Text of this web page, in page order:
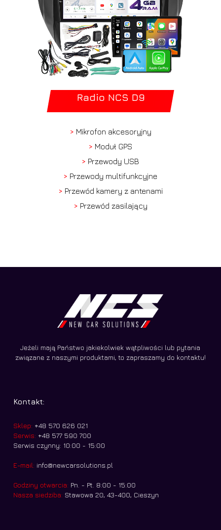
Radio NCS D9
> Mikrofon akcesoryjny
> Moduł GPS
> Przewody USB
> Przewody multifunkcyjne
> Przewód kamery z antenami
> Przewód zasilający
Jeżeli mają Państwo jakiekolwiek wątpliwości lub pytania
związane z naszymi produktami, to zapraszamy do kontaktu!
Kontakt:
Sklep: +48 570 626 021
Serwis: +48 577 590 700
Serwis czynny: 10:00 - 15:00
E-mail: info@newcarsolutions.pl
Godziny otwarcia: Pn. - Pt. 8:00 - 15:00
Nasza siedziba: Stawowa 20, 43-400, Cieszyn